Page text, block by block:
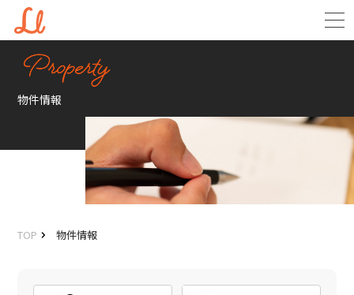
物件情報
TOP 物件情報